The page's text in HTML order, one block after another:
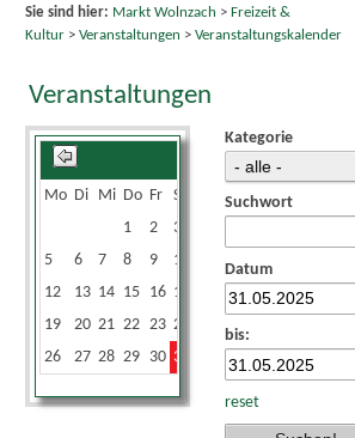
Sie sind hier: Markt Wolnzach > Freizeit &
Kultur> Veranstaltungen > Veranstaltungskalender
Veranstaltungen
Mo Di Mi Do Fr Sa
1
2 3
5
6 7 8 9 10
12
13 14 15 16 17
19
20 21 22 23 24
26
27 28 29 30 31
Kategorie
Suchwort
Datum
bis:
reset